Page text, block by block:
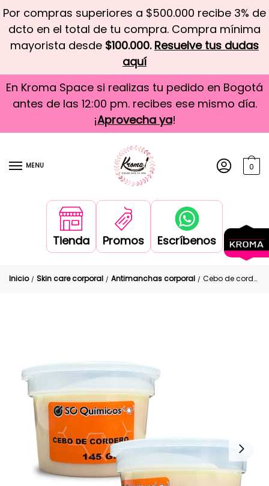
Por compras superiores a $500.000 recibe 3% de
dcto en el total de tu compra. Compra mínima
mayorista desde $100.000. Resuelve tus dudas
aquí
En Kroma Space si realizas tu pedido en Bogotá
antes de las 12:00 pm. recibes ese mismo día.
¡Aprovecha ya!
MENU 0
Tienda Promos Escríbenos
Inicio / Skin care corporal / Antimanchas corporal / Cebo de cordero para la cara y cuerpo 145 g